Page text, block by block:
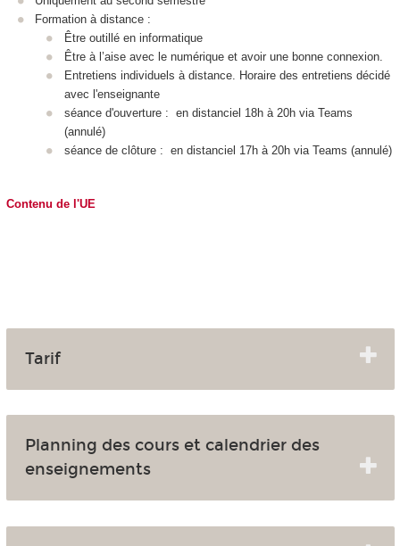
Formation à distance :
Être outillé en informatique
Être à l’aise avec le numérique et avoir une bonne connexion.
Entretiens individuels à distance. Horaire des entretiens décidé
avec l'enseignante
séance d'ouverture : en distanciel 18h à 20h via Teams
(annulé)
séance de clôture : en distanciel 17h à 20h via Teams (annulé)
Contenu de l'UE
Tarif
Planning des cours et calendrier des
enseignements